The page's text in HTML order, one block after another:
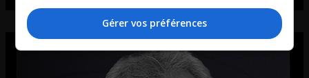
Gérer vos préférences